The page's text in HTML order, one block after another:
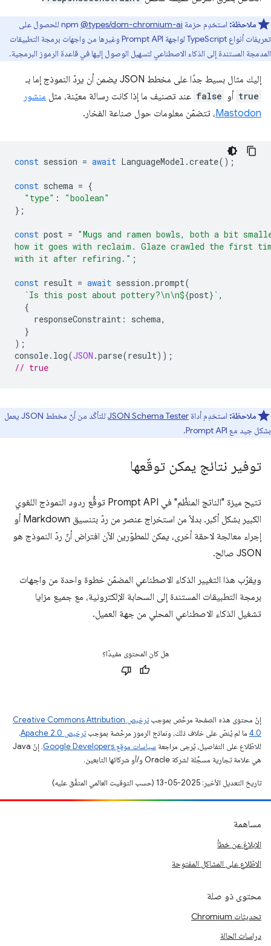
ملاحظة: استخدِم حزمة npm ‎@types/dom-chromium-ai
للحصول على
تعريفات أنواع TypeScript لواجهة Prompt API وغيرها من واجهات برمجة التطبيقات
المدمجة المستندة إلى الذكاء الاصطناعي لتسهيل الوصول إليها في قاعدة الرموز البرمجية.
إليك مثال بسيط جدًا على مخطط JSON يضمن أن يردّ النموذج إما بـ
true أو false عند تصنيف ما إذا كانت رسالة معيّنة، مثل منشور
Mastodon، تتضمّن معلومات حول صناعة الفخار.
const session = await LanguageModel .create();
const schema = {
"type" :
"boolean"
};
const post = "Mugs and ramen bowls, both a bit
how it goes with reclaim. Glaze crawled the first
with it after refiring." ;
const result = await session .prompt(
`Is this post about pottery?\n\n${post} ` ,
{
responseConstraint : schema,
}
);
console. log(JSON .parse(result));
// true
ملاحظة: استخدِم أداة JSON Schema Tester
للتأكّد من أنّ مخطط JSON يعمل
بشكل جيد مع Prompt API.
توفير نتائج يمكن توقّعها
تتيح ميزة "الناتج المنظَّم" في Prompt API توقُّع ردود النموذج اللغوي
الكبير بشكل أكبر. بدلاً من استخراج عنصر من ردّ بتنسيق Markdown أو
إجراء معالجة لاحقة أخرى، يمكن للمطوّرين الآن افتراض أنّ ردّ النموذج هو
JSON صالح.
ويقرّب هذا التغيير الذكاء الاصطناعي المضمّن خطوة واحدة من واجهات
برمجة التطبيقات المستندة إلى السحابة الإلكترونية، مع جميع مزايا
تشغيل الذكاء الاصطناعي المحلي من جهة العميل.
هل كان المحتوى مفيدًا؟
إنّ محتوى هذه الصفحة مرخّص بموجب
ترخيص Creative Commons Attribution
4.0‏ ما لم يُنصّ على خلاف ذلك، ونماذج الرموز مرخّصة بموجبترخيص Apache 2.0‏
.
للاطّلاع على التفاصيل، يُرجى مراجعة سياسات موقع Google Developers‏
. إنّ Java
هي علامة تجارية مسجَّلة لشركة Oracle و/أو شركائها التابعين.
تاريخ التعديل الأخير: 2025-05-13 (حسب التوقيت العالمي المتفَّق عليه)
مساهمة
الإبلاغ عن خطأ
الاطّلاع على المشاكل المفتوحة
محتوى ذو صلة
تحديثات Chromium
دراسات الحالة